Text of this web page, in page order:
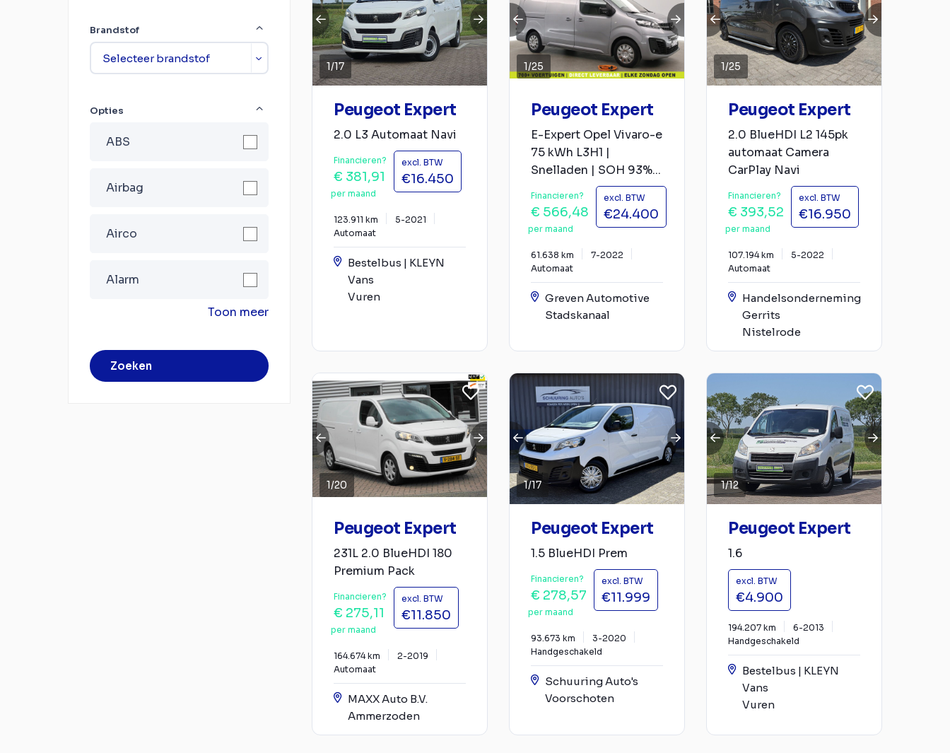
Brandstof
Opties
ABS
Airbag
Airco
Alarm
Toon meer
Zoeken
1/17
Peugeot Expert
2.0 L3 Automaat Navi
Financieren?
€ 381,91
per maand
excl. BTW
€16.450
123.911 km
5-2021
Automaat
Bestelbus | KLEYN
Vans
Vuren
1/25
Peugeot Expert
E-Expert Opel Vivaro-e
75 kWh L3H1 |
Snelladen | SOH 93%...
Financieren?
€ 566,48
per maand
excl. BTW
€24.400
61.638 km
7-2022
Automaat
Greven Automotive
Stadskanaal
1/25
Peugeot Expert
2.0 BlueHDI L2 145pk
automaat Camera
CarPlay Navi
Financieren?
€ 393,52
per maand
excl. BTW
€16.950
107.194 km
5-2022
Automaat
Handelsonderneming
Gerrits
Nistelrode
1/20
Peugeot Expert
231L 2.0 BlueHDI 180
Premium Pack
Financieren?
€ 275,11
per maand
excl. BTW
€11.850
164.674 km
2-2019
Automaat
MAXX Auto B.V.
Ammerzoden
1/17
Peugeot Expert
1.5 BlueHDI Prem
Financieren?
€ 278,57
per maand
excl. BTW
€11.999
93.673 km
3-2020
Handgeschakeld
Schuuring Auto's
Voorschoten
1/12
Peugeot Expert
1.6
excl. BTW
€4.900
194.207 km
6-2013
Handgeschakeld
Bestelbus | KLEYN
Vans
Vuren